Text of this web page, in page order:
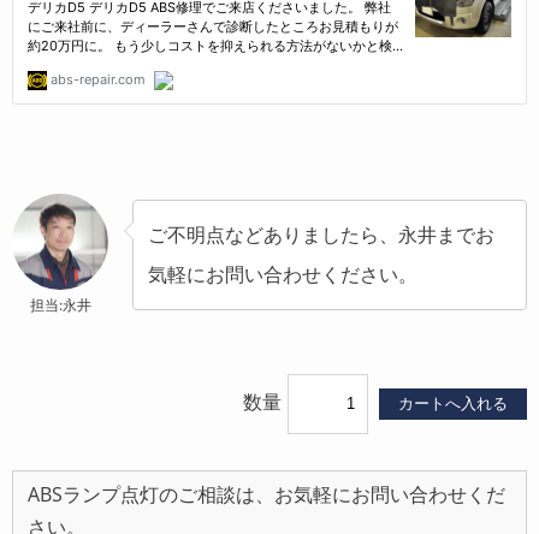
担当:永井
ご不明点などありましたら、永井までお
気軽にお問い合わせください。
数量
ABSランプ点灯のご相談は、お気軽にお問い合わせくだ
さい。